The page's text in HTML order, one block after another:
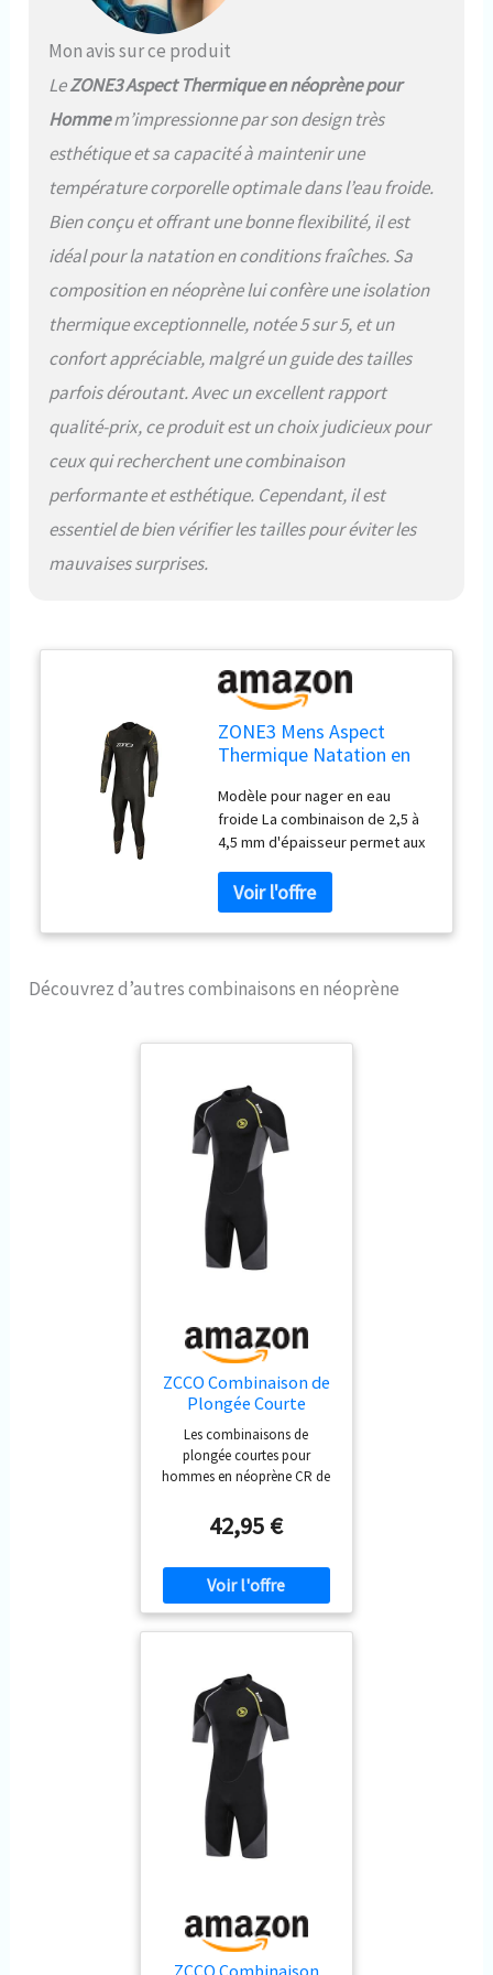
Mon avis sur ce produit
LeZONE3 Aspect Thermique en néoprène pour
Hommem’impressionne par son design très
esthétique et sa capacité à maintenir une
température corporelle optimale dans l’eau froide.
Bien conçu et offrant une bonne flexibilité, il est
idéal pour la natation en conditions fraîches. Sa
composition en néoprène lui confère une isolation
thermique exceptionnelle, notée 5 sur 5, et un
confort appréciable, malgré un guide des tailles
parfois déroutant. Avec un excellent rapport
qualité-prix, ce produit est un choix judicieux pour
ceux qui recherchent une combinaison
performante et esthétique. Cependant, il est
essentiel de bien vérifier les tailles pour éviter les
mauvaises surprises.
ZONE3 Mens Aspect
Thermique Natation en
XL
Modèle pour nager en eau
froide La combinaison de 2,5 à
4,5 mm d'épaisseur permet aux
position naturelle Le mélange
de panneaux SCS, de cuir
souple et de nylon hautement
offre une amplitude de
mouvement étendue entre les
Revêtement Aqua-X complet
vitesse et la durabilité Coutures
plates et collées pour plus
d'élasticité dans les zones clés
Découvrez d’autres combinaisons en néoprène
ZCCO Combinaison de
Plongée Courte
Homme 1.5 mm Shorty
Néoprène Natation L
Les combinaisons de
plongée courtes pour
hommes en néoprène CR de
nylon et du spandex.
Flexibilité suffisante,
vous inquiétez pas de
l’intimité avec votre peau.
PROTECTION INTÉGRALE DU
mm offre une protection
thermique amplement
suffisante (MAINTIENT LA
CHALEUR). Le rembourrage
supplémentaire au niveau de
la poitrine offre une
protection, vous aide à
flotter dans l'eau car il est en
néoprène. ※【Le poids de
sélectionnez la taille en
suivant nos conseils.】
DÉTAIL DE LA COMBINAISON
42,95 €
ZCCO Combinaison